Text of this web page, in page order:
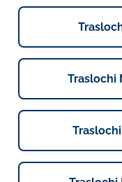
Traslochi